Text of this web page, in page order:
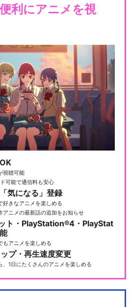
利にアニメを視
視聴可能
可能で通信料も安心
気になる」登録
好きなアニメを楽しめる
アニメの最新話の追加をお知らせ
ト・PlayStation®4・PlayStat
もアニメを楽しめる
プ・再生速度変更
、1日にたくさんのアニメを楽しめる